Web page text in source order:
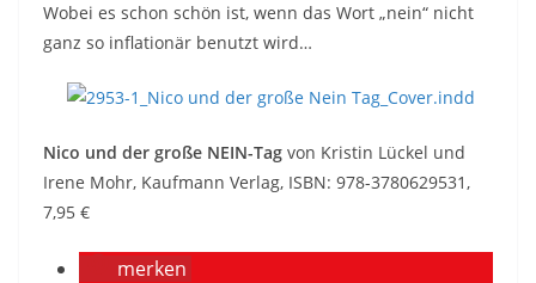
Wobei es schon schön ist, wenn das Wort „nein“ nicht
ganz so inflationär benutzt wird…
Nico und der große NEIN-Tag von Kristin Lückel und
Irene Mohr, Kaufmann Verlag, ISBN: 978-3780629531,
7,95 €
merken